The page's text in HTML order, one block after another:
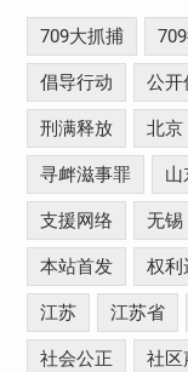
709大抓捕
倡导行动 公开
刑满释放 北京
寻衅滋事罪 山
支援网络 无锡
本站首发 权利
江苏 江苏省
社会公正 社区